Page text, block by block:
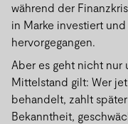
während der
in Marke investiert
hervorgegangen.
Aber es geht nicht nur
Mittelstand gilt: Wer
behandelt, zahlt
Bekanntheit,